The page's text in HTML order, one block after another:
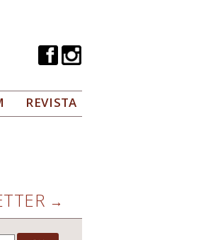
REVISTA